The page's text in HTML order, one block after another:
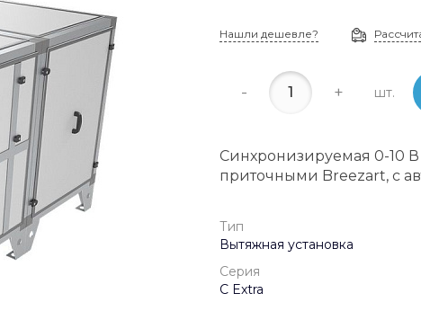
Нашли дешевле?
- + шт.
Синхронизируемая 0-10
приточными Breezart, с
Тип
Вытяжная установка
Серия
C Extra